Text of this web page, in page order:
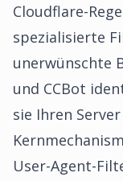
Cloudflare-
spezialisierte
unerwünschte
und CCBot
sie Ihren
User-Agent-